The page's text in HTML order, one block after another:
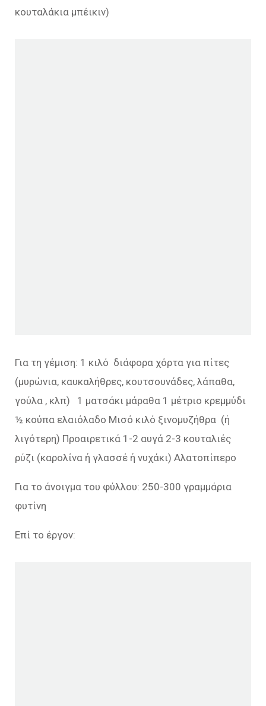
κουταλάκια μπέικιν)
Για τη γέμιση: 1 κιλό διάφορα χόρτα για πίτες
(μυρώνια, καυκαλήθρες, κουτσουνάδες, λάπαθα,
γούλα , κλπ) 1 ματσάκι μάραθα 1 μέτριο κρεμμύδι
½ κούπα ελαιόλαδο Μισό κιλό ξινομυζήθρα (ή
λιγότερη) Προαιρετικά 1-2 αυγά 2-3 κουταλιές
ρύζι (καρολίνα ή γλασσέ ή νυχάκι) Αλατοπίπερο
Για το άνοιγμα του φύλλου: 250-300 γραμμάρια
φυτίνη
Επί το έργον: